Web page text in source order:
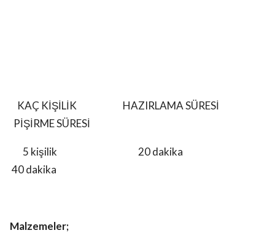
KAÇ KİŞİLİK HAZIRLAMA SÜRESİ
PİŞİRME SÜRESİ
5 kişilik 20 dakika
40 dakika
Malzemeler;